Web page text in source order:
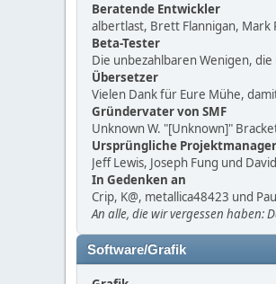
Beratende Entwickler
albertlast, Brett Flannigan, Mark
Beta-Tester
Die unbezahlbaren Wenigen,
Übersetzer
Vielen Dank für Eure Mühe,
Gründervater von SMF
Unknown W. "[Unknown]"
Ursprüngliche Projektmanager
Jeff Lewis, Joseph Fung und
In Gedenken an
Crip, K@, metallica48423 und
An alle, die wir vergessen haben:
Software/Grafik